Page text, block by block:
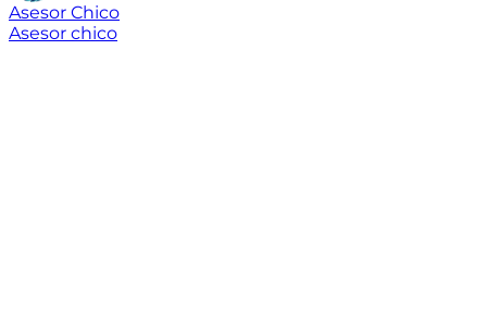
Asesor Chico
Asesor chico